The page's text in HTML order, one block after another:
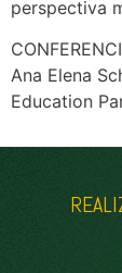
perspectiva
Ana Elena
Education